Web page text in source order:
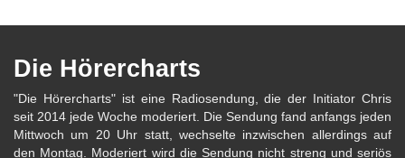
Die Hörercharts
"Die Hörercharts" ist eine Radiosendung, die der Initiator Chris
seit 2014 jede Woche moderiert. Die Sendung fand anfangs jeden
Mittwoch um 20 Uhr statt, wechselte inzwischen allerdings auf
den Montag. Moderiert wird die Sendung nicht streng und seriös